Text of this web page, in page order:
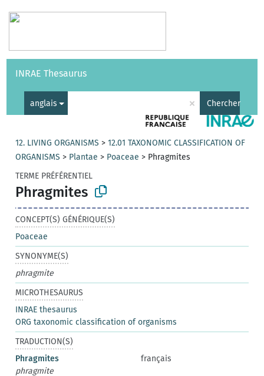
Vocabulaires API
INRAE Thesaurus
anglais × Chercher
12. LIVING ORGANISMS >12.01 TAXONOMIC CLASSIFICATION OF
ORGANISMS > Plantae > Poaceae > Phragmites
TERME PRÉFÉRENTIEL
Phragmites
CONCEPT(S) GÉNÉRIQUE(S)
Poaceae
SYNONYME(S)
phragmite
MICROTHESAURUS
INRAE thesaurus
ORG taxonomic classification of organisms
TRADUCTION(S)
Phragmites
français
phragmite